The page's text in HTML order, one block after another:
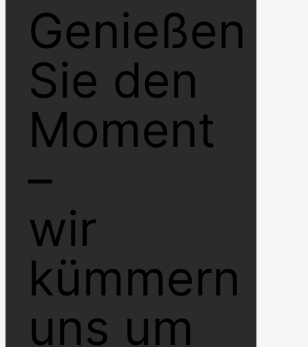
Genießen
Sie den
Moment
–
wir
kümmern
uns um